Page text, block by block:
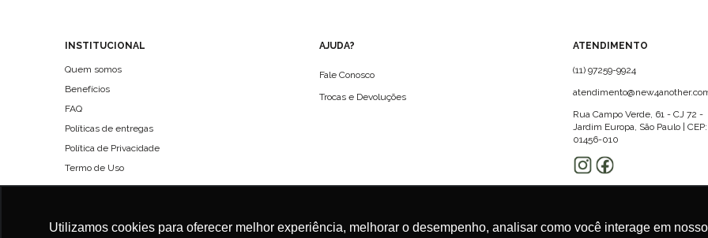
Utilizamos cookies para oferecer melhor experiência, melhorar o desempenho, analisar como você interage em
INSTITUCIONAL
Quem somos
Benefícios
FAQ
Políticas de entregas
Política de Privacidade
Termo de Uso
AJUDA?
Fale Conosco
Trocas e Devoluções
ATENDIMENTO
(11) 97259-9924
Rua Campo Verde, 61 - CJ 72 -
Jardim Europa, São Paulo | CEP:
01456-010